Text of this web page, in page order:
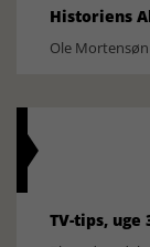
Historiens
Ole
TV-tips, uge